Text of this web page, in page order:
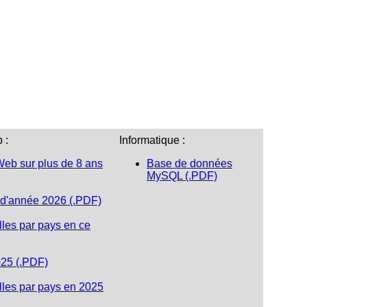
:
sur plus de 8 ans
2026 (.PDF)
par pays en ce
(.PDF)
par pays en 2025
Informatique :
Base de données
MySQL (.PDF)